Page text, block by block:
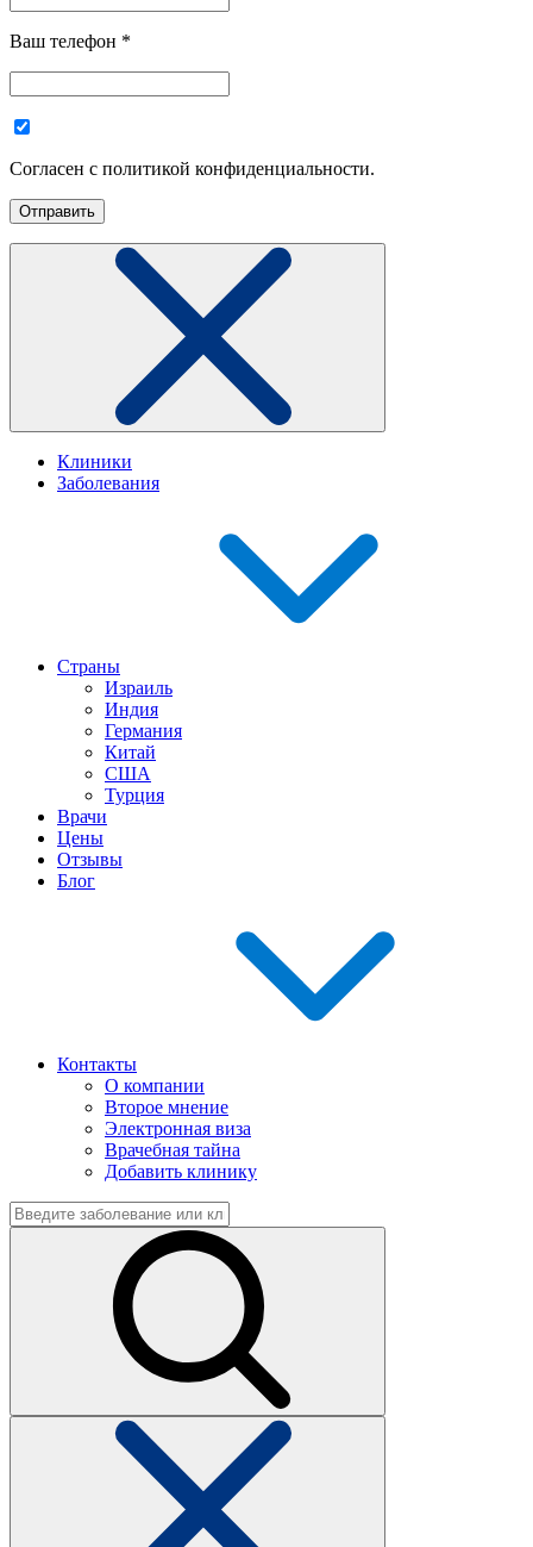
Ваш телефон *
Согласен с политикой конфиденциальности.
Клиники
Заболевания
Страны
Израиль
Индия
Германия
Китай
США
Турция
Врачи
Цены
Отзывы
Блог
Контакты
О компании
Второе мнение
Электронная виза
Врачебная тайна
Добавить клинику